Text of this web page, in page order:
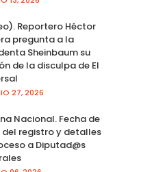
Reportero Héctor
pregunta a la
Sheinbaum su
de la disculpa de El
27, 2026
Nacional. Fecha de
del registro y detalles
a Diputad@s